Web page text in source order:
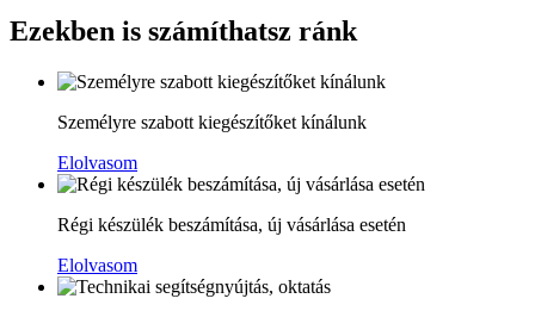
Ezekben is számíthatsz ránk
Személyre szabott kiegészítőket kínálunk
Elolvasom
Régi készülék beszámítása, új vásárlása esetén
Elolvasom